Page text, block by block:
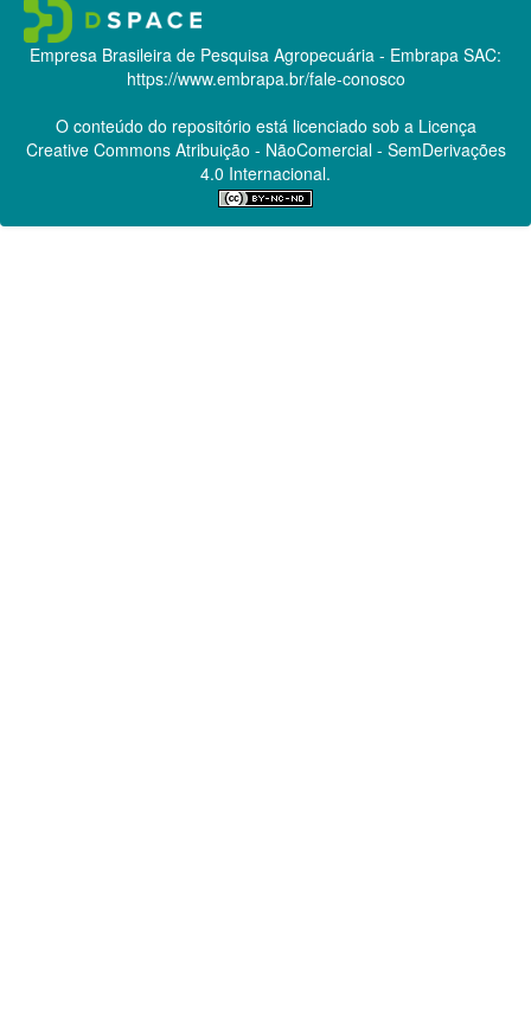
Empresa Brasileira de Pesquisa Agropecuária - Embrapa SAC:
https://www.embrapa.br/fale-conosco
O conteúdo do repositório está licenciado sob a Licença
Creative CommonsAtribuição - NãoComercial - SemDerivações
4.0 Internacional.